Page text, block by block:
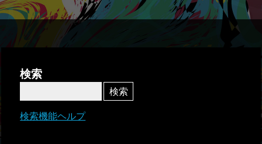
につ
いて
検索
検索機能ヘルプ